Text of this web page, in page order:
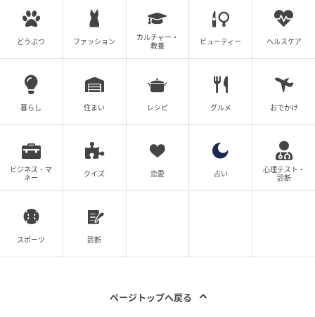
ウーマンエキサイト
どうぶつ ファッション
カルチャー・
教養
ビューティー ヘルスケア
暮らし 住まい レシピ グルメ おでかけ
ビジネス・マ
ネー
クイズ 恋愛 占い
心理テスト・
診断
スポーツ 診断
ページトップへ戻る